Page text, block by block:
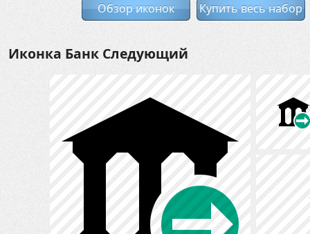
Обзор иконок Купить весь набор
Иконка Банк Следующий